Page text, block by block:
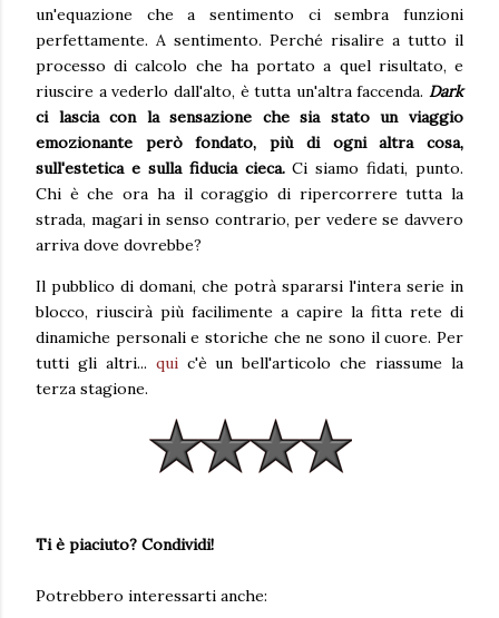
un'equazione che a sentimento ci sembra funzioni
perfettamente. A sentimento. Perché risalire a tutto il
processo di calcolo che ha portato a quel risultato, e
riuscire a vederlo dall'alto, è tutta un'altra faccenda. Dark
ci lascia con la sensazione che sia stato un viaggio
emozionante però fondato, più di ogni altra cosa,
sull'estetica e sulla fiducia cieca.Ci siamo fidati, punto.
Chi è che ora ha il coraggio di ripercorrere tutta la
strada, magari in senso contrario, per vedere se davvero
arriva dove dovrebbe?
Il pubblico di domani, che potrà spararsi l'intera serie in
blocco, riuscirà più facilimente a capire la fitta rete di
dinamiche personali e storiche che ne sono il cuore. Per
tutti gli altri... qui c'è un bell'articolo che riassume la
terza stagione.
Ti è piaciuto? Condividi!
Potrebbero interessarti anche: